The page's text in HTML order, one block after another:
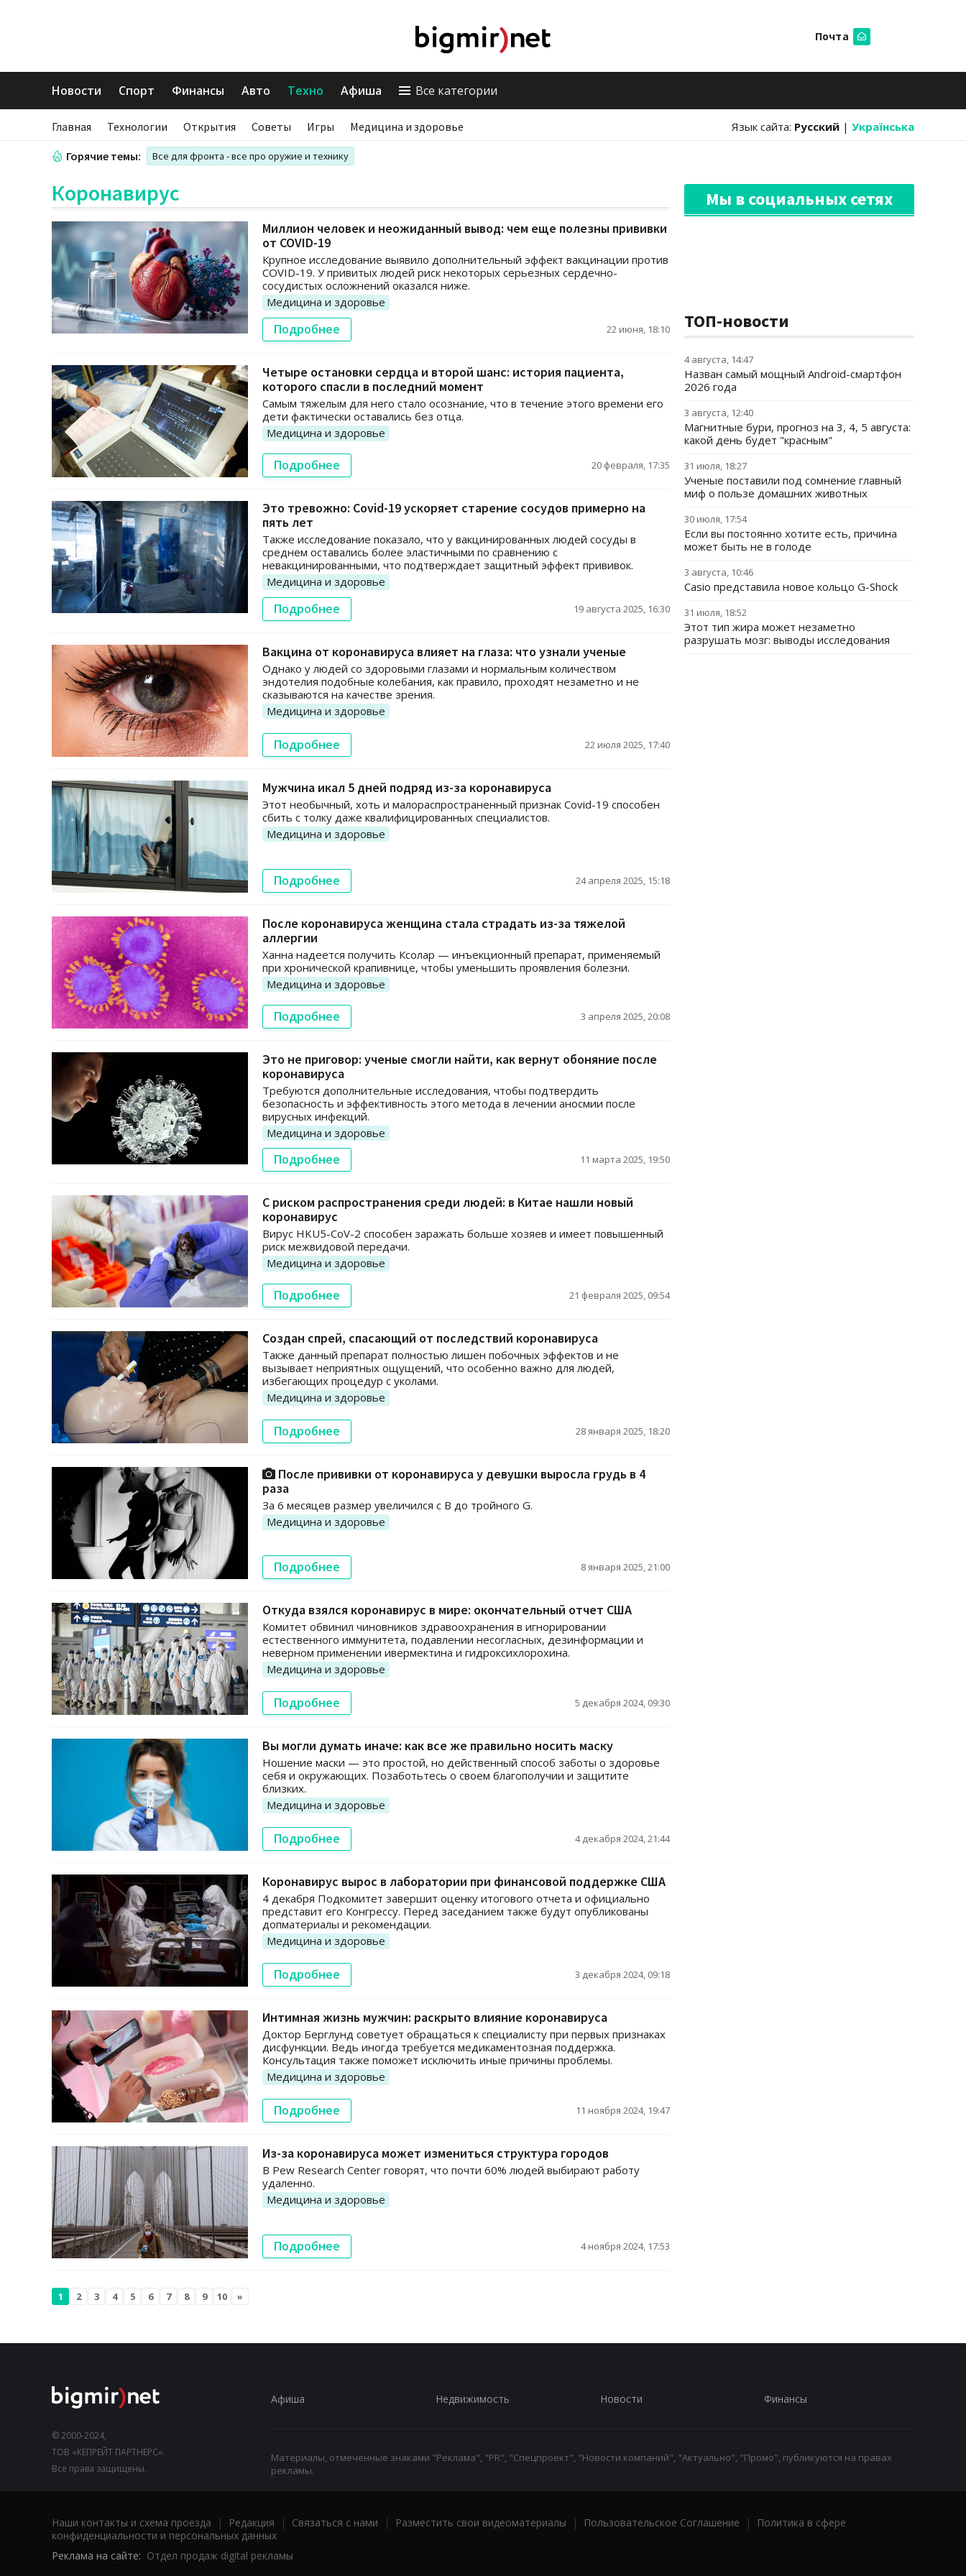
Почта
Новости Спорт Финансы Авто Техно Афиша Все категории
Главная Технологии Открытия Советы Игры Медицина и здоровье Язык сайта: Русский | Українська
Горячие темы: Все для фронта - все про оружие и технику
Коронавирус
Миллион человек и неожиданный вывод: чем еще полезны прививки
от COVID-19
Крупное исследование выявило дополнительный эффект вакцинации против
COVID-19. У привитых людей риск некоторых серьезных сердечно-
сосудистых осложнений оказался ниже.
Медицина и здоровье
Подробнее 22 июня, 18:10
Четыре остановки сердца и второй шанс: история пациента,
которого спасли в последний момент
Самым тяжелым для него стало осознание, что в течение этого времени его
дети фактически оставались без отца.
Медицина и здоровье
Подробнее 20 февраля, 17:35
Это тревожно: Covid-19 ускоряет старение сосудов примерно на
пять лет
Также исследование показало, что у вакцинированных людей сосуды в
среднем оставались более эластичными по сравнению с
невакцинированными, что подтверждает защитный эффект прививок.
Медицина и здоровье
Подробнее 19 августа 2025, 16:30
Вакцина от коронавируса влияет на глаза: что узнали ученые
Однако у людей со здоровыми глазами и нормальным количеством
эндотелия подобные колебания, как правило, проходят незаметно и не
сказываются на качестве зрения.
Медицина и здоровье
Подробнее 22 июля 2025, 17:40
Мужчина икал 5 дней подряд из-за коронавируса
Этот необычный, хоть и малораспространенный признак Covid-19 способен
сбить с толку даже квалифицированных специалистов.
Медицина и здоровье
Подробнее 24 апреля 2025, 15:18
После коронавируса женщина стала страдать из-за тяжелой
аллергии
Ханна надеется получить Ксолар — инъекционный препарат, применяемый
при хронической крапивнице, чтобы уменьшить проявления болезни.
Медицина и здоровье
Подробнее 3 апреля 2025, 20:08
Это не приговор: ученые смогли найти, как вернут обоняние после
коронавируса
Требуются дополнительные исследования, чтобы подтвердить
безопасность и эффективность этого метода в лечении аносмии после
вирусных инфекций.
Медицина и здоровье
Подробнее 11 марта 2025, 19:50
С риском распространения среди людей: в Китае нашли новый
коронавирус
Вирус HKU5-CoV-2 способен заражать больше хозяев и имеет повышенный
риск межвидовой передачи.
Медицина и здоровье
Подробнее 21 февраля 2025, 09:54
Создан спрей, спасающий от последствий коронавируса
Также данный препарат полностью лишен побочных эффектов и не
вызывает неприятных ощущений, что особенно важно для людей,
избегающих процедур с уколами.
Медицина и здоровье
Подробнее 28 января 2025, 18:20
После прививки от коронавируса у девушки выросла грудь в 4
раза
За 6 месяцев размер увеличился с В до тройного G.
Медицина и здоровье
Подробнее 8 января 2025, 21:00
Откуда взялся коронавирус в мире: окончательный отчет США
Комитет обвинил чиновников здравоохранения в игнорировании
естественного иммунитета, подавлении несогласных, дезинформации и
неверном применении ивермектина и гидроксихлорохина.
Медицина и здоровье
Подробнее 5 декабря 2024, 09:30
Вы могли думать иначе: как все же правильно носить маску
Ношение маски — это простой, но действенный способ заботы о здоровье
себя и окружающих. Позаботьтесь о своем благополучии и защитите
близких.
Медицина и здоровье
Подробнее 4 декабря 2024, 21:44
Коронавирус вырос в лаборатории при финансовой поддержке США
4 декабря Подкомитет завершит оценку итогового отчета и официально
представит его Конгрессу. Перед заседанием также будут опубликованы
допматериалы и рекомендации.
Медицина и здоровье
Подробнее 3 декабря 2024, 09:18
Интимная жизнь мужчин: раскрыто влияние коронавируса
Доктор Берглунд советует обращаться к специалисту при первых признаках
дисфункции. Ведь иногда требуется медикаментозная поддержка.
Консультация также поможет исключить иные причины проблемы.
Медицина и здоровье
Подробнее 11 ноября 2024, 19:47
Из-за коронавируса может измениться структура городов
В Pew Research Center говорят, что почти 60% людей выбирают работу
удаленно.
Медицина и здоровье
Подробнее 4 ноября 2024, 17:53
1 2 3 4 5 6 7 8 9 10 »
Мы в социальных сетях
ТОП-новости
4 августа, 14:47
Назван самый мощный Android-смартфон
2026 года
3 августа, 12:40
Магнитные бури, прогноз на 3, 4, 5 августа:
какой день будет "красным"
31 июля, 18:27
Ученые поставили под сомнение главный
миф о пользе домашних животных
30 июля, 17:54
Если вы постоянно хотите есть, причина
может быть не в голоде
3 августа, 10:46
Casio представила новое кольцо G-Shock
31 июля, 18:52
Этот тип жира может незаметно
разрушать мозг: выводы исследования
© 2000-2024,
ТОВ «КЕПРЕЙТ ПАРТНЕРС».
Все права защищены.
Афиша Недвижимость Новости Финансы
Материалы, отмеченные знаками "Реклама", "PR", "Спецпроект", "Новости компаний", "Актуально", "Промо", публикуются на правах
рекламы.
Наши контакты и схема проезда | Редакция | Связаться с нами | Разместить свои видеоматериалы | Пользовательское Соглашение |
Политика в сфере
конфиденциальности и персональных данных
Реклама на сайте: Отдел продаж digital рекламы